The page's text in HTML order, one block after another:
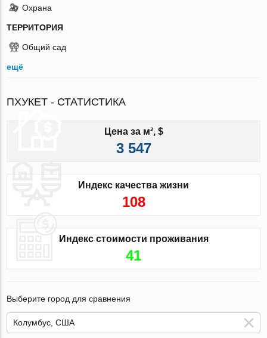
Охрана
ТЕРРИТОРИЯ
Общий сад
ещё
ПХУКЕТ - СТАТИСТИКА
Цена за м², $
3 547
Индекс качества жизни
108
Индекс стоимости проживания
41
Выберите город для сравнения